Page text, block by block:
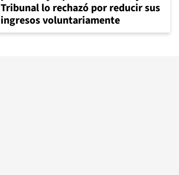
Tribunal lo rechazó por reducir sus
ingresos voluntariamente